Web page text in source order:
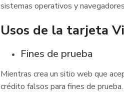
sistemas operativos y
Usos de la tarjeta
Fines de prueba
Mientras crea un sitio web que
crédito falsos para fines de